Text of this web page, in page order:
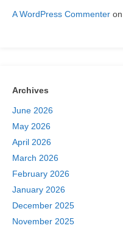
A WordPress Commenter on
Archives
June 2026
May 2026
April 2026
March 2026
February 2026
January 2026
December 2025
November 2025